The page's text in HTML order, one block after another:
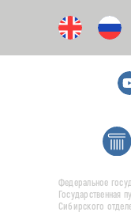
Федеральное
Государственная
Сибирского